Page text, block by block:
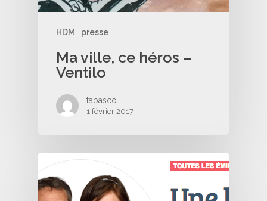
HDM presse
Ma ville, ce héros –
Ventilo
tabasco
1 février 2017